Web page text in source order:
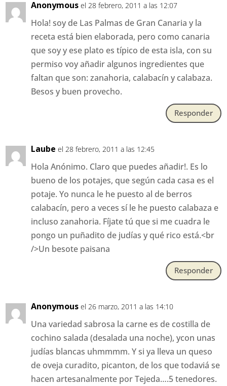
Anonymous el 28 febrero, 2011 a las 12:07
Hola! soy de Las Palmas de Gran Canaria y la
receta está bien elaborada, pero como canaria
que soy y ese plato es típico de esta isla, con su
permiso voy añadir algunos ingredientes que
faltan que son: zanahoria, calabacín y calabaza.
Besos y buen provecho.
Responder
Laube el 28 febrero, 2011 a las 12:45
Hola Anónimo. Claro que puedes añadir!. Es lo
bueno de los potajes, que según cada casa es el
potaje. Yo nunca le he puesto al de berros
calabacín, pero a veces sí le he puesto calabaza e
incluso zanahoria. Fíjate tú que si me cuadra le
pongo un puñadito de judías y qué rico está.<br
/>Un besote paisana
Responder
Anonymous el 26 marzo, 2011 a las 14:10
Una variedad sabrosa la carne es de costilla de
cochino salada (desalada una noche), ycon unas
judías blancas uhmmmm. Y si ya lleva un queso
de oveja curadito, picanton, de los que todaviá se
hacen artesanalmente por Tejeda….5 tenedores.